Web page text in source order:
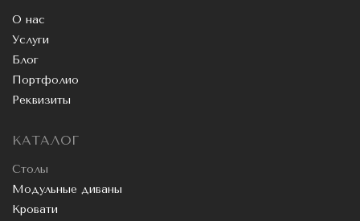
О нас
Услуги
Блог
Портфолио
Реквизиты
КАТАЛОГ
Столы
Модульные диваны
Кровати